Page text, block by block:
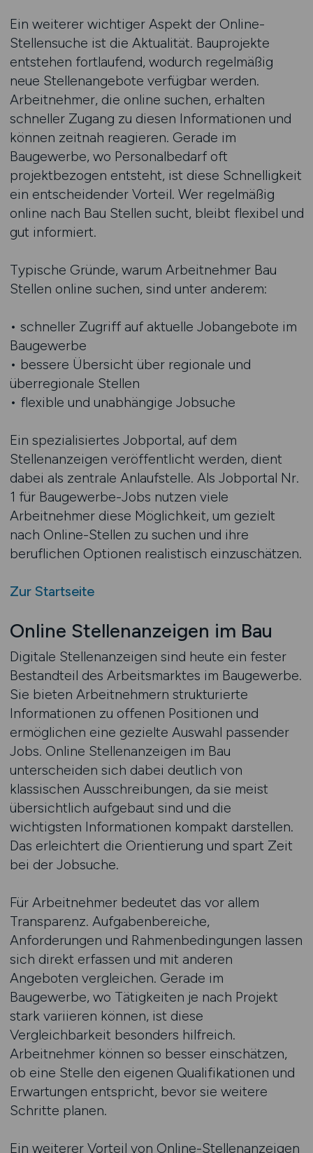
Ein weiterer wichtiger Aspekt der Online-
Stellensuche ist die Aktualität. Bauprojekte
entstehen fortlaufend, wodurch regelmäßig
neue Stellenangebote verfügbar werden.
Arbeitnehmer, die online suchen, erhalten
schneller Zugang zu diesen Informationen und
können zeitnah reagieren. Gerade im
Baugewerbe, wo Personalbedarf oft
projektbezogen entsteht, ist diese Schnelligkeit
ein entscheidender Vorteil. Wer regelmäßig
online nach Bau Stellen sucht, bleibt flexibel und
gut informiert.
Typische Gründe, warum Arbeitnehmer Bau
Stellen online suchen, sind unter anderem:
• schneller Zugriff auf aktuelle Jobangebote im
Baugewerbe
• bessere Übersicht über regionale und
überregionale Stellen
• flexible und unabhängige Jobsuche
Ein spezialisiertes Jobportal, auf dem
Stellenanzeigen veröffentlicht werden, dient
dabei als zentrale Anlaufstelle. Als Jobportal Nr.
1 für Baugewerbe-Jobs nutzen viele
Arbeitnehmer diese Möglichkeit, um gezielt
nach Online-Stellen zu suchen und ihre
beruflichen Optionen realistisch einzuschätzen.
Zur Startseite
Online Stellenanzeigen im Bau
Digitale Stellenanzeigen sind heute ein fester
Bestandteil des Arbeitsmarktes im Baugewerbe.
Sie bieten Arbeitnehmern strukturierte
Informationen zu offenen Positionen und
ermöglichen eine gezielte Auswahl passender
Jobs. Online Stellenanzeigen im Bau
unterscheiden sich dabei deutlich von
klassischen Ausschreibungen, da sie meist
übersichtlich aufgebaut sind und die
wichtigsten Informationen kompakt darstellen.
Das erleichtert die Orientierung und spart Zeit
bei der Jobsuche.
Für Arbeitnehmer bedeutet das vor allem
Transparenz. Aufgabenbereiche,
Anforderungen und Rahmenbedingungen lassen
sich direkt erfassen und mit anderen
Angeboten vergleichen. Gerade im
Baugewerbe, wo Tätigkeiten je nach Projekt
stark variieren können, ist diese
Vergleichbarkeit besonders hilfreich.
Arbeitnehmer können so besser einschätzen,
ob eine Stelle den eigenen Qualifikationen und
Erwartungen entspricht, bevor sie weitere
Schritte planen.
Ein weiterer Vorteil von Online-Stellenanzeigen